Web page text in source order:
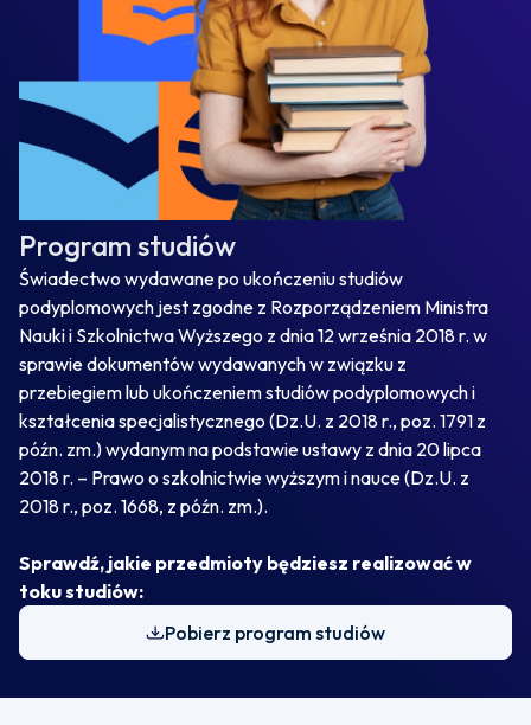
Program studiów
Świadectwo wydawane po ukończeniu studiów
podyplomowych jest zgodne z Rozporządzeniem Ministra
Nauki i Szkolnictwa Wyższego z dnia 12 września 2018 r. w
sprawie dokumentów wydawanych w związku z
przebiegiem lub ukończeniem studiów podyplomowych i
kształcenia specjalistycznego (Dz.U. z 2018 r., poz. 1791 z
późn. zm.) wydanym na podstawie ustawy z dnia 20 lipca
2018 r. – Prawo o szkolnictwie wyższym i nauce (Dz.U. z
2018 r., poz. 1668, z późn. zm.).
Sprawdź, jakie przedmioty będziesz realizować w
toku studiów:
Pobierz program studiów